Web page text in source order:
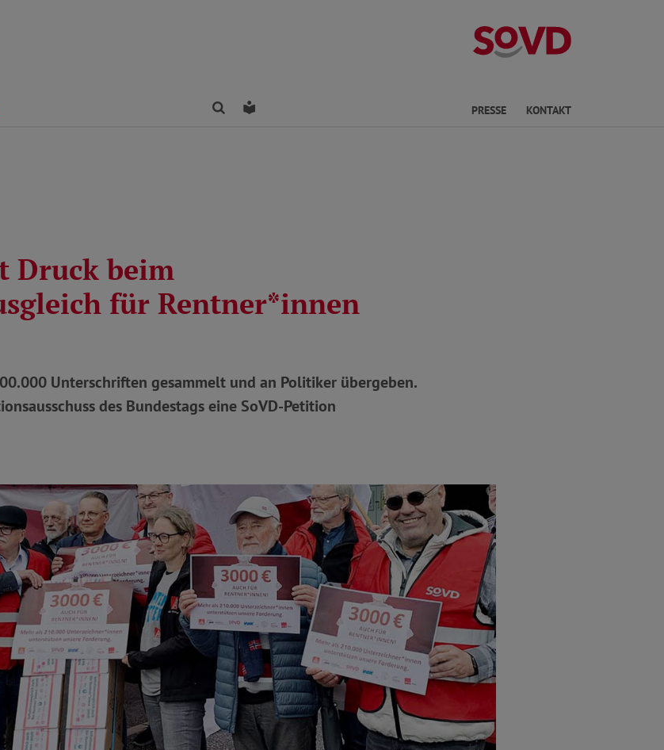
Kreisverband
FindenLeichte Sprache PRESSE KONTAKT
Druck beim
für Rentner*innen
Unterschriften gesammelt und an Politiker übergeben.
des Bundestags eine SoVD-Petition